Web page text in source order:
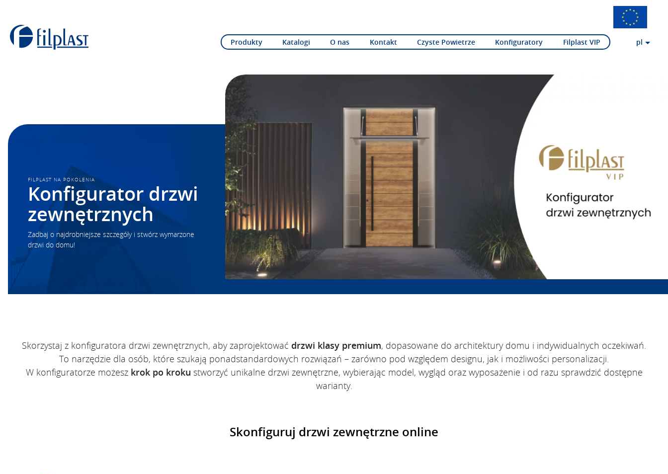
Produkty Katalogi O nas Kontakt Czyste Powietrze Konfiguratory Filplast VIP pl
FILPLAST NA POKOLENIA
Konfigurator drzwi
zewnętrznych
Zadbaj o najdrobniejsze szczegóły i stwórz wymarzone
drzwi do domu!
Skorzystaj z konfiguratora drzwi zewnętrznych, aby zaprojektować drzwi klasy premium, dopasowane do architektury domu i indywidualnych oczekiwań.
To narzędzie dla osób, które szukają ponadstandardowych rozwiązań – zarówno pod względem designu, jak i możliwości personalizacji.
W konfiguratorze możesz krok po kroku stworzyć unikalne drzwi zewnętrzne, wybierając model, wygląd oraz wyposażenie i od razu sprawdzić dostępne
warianty.
Skonfiguruj drzwi zewnętrzne online